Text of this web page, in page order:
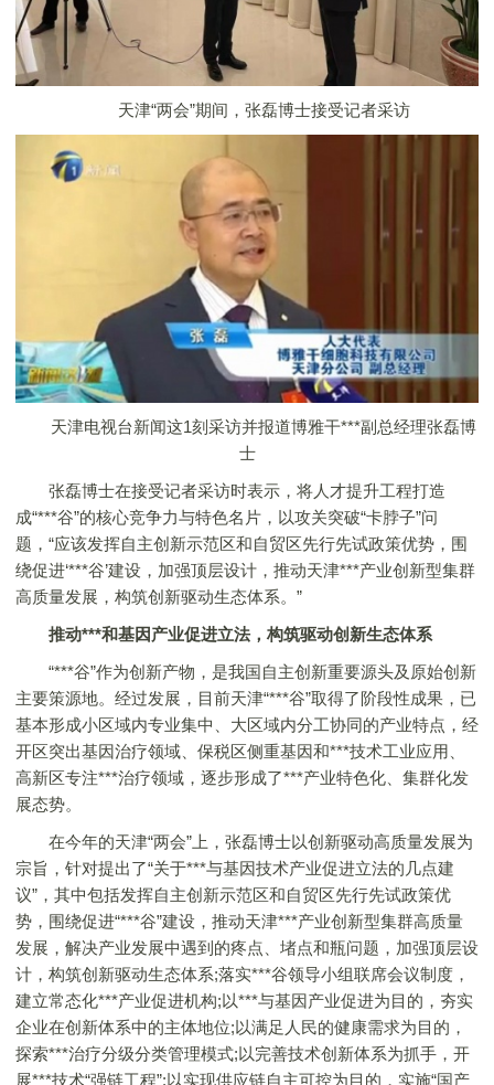
天津“两会”期间，张磊博士接受记者采访
天津电视台新闻这1刻采访并报道博雅干***副总经理张磊博
士
张磊博士在接受记者采访时表示，将人才提升工程打造
成“***谷”的核心竞争力与特色名片，以攻关突破“卡脖子”问
题，“应该发挥自主创新示范区和自贸区先行先试政策优势，围
绕促进‘***谷’建设，加强顶层设计，推动天津***产业创新型集群
高质量发展，构筑创新驱动生态体系。”
推动***和基因产业促进立法，构筑驱动创新生态体系
“***谷”作为创新产物，是我国自主创新重要源头及原始创新
主要策源地。经过发展，目前天津“***谷”取得了阶段性成果，已
基本形成小区域内专业集中、大区域内分工协同的产业特点，经
开区突出基因治疗领域、保税区侧重基因和***技术工业应用、
高新区专注***治疗领域，逐步形成了***产业特色化、集群化发
展态势。
在今年的天津“两会”上，张磊博士以创新驱动高质量发展为
宗旨，针对提出了“关于***与基因技术产业促进立法的几点建
议”，其中包括发挥自主创新示范区和自贸区先行先试政策优
势，围绕促进“***谷”建设，推动天津***产业创新型集群高质量
发展，解决产业发展中遇到的疼点、堵点和瓶问题，加强顶层设
计，构筑创新驱动生态体系;落实***谷领导小组联席会议制度，
建立常态化***产业促进机构;以***与基因产业促进为目的，夯实
企业在创新体系中的主体地位;以满足人民的健康需求为目的，
探索***治疗分级分类管理模式;以完善技术创新体系为抓手，开
展***技术“强链工程”;以实现供应链自主可控为目的，实施“国产